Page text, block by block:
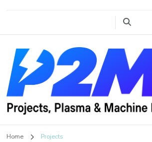
Projects,
Home Projects